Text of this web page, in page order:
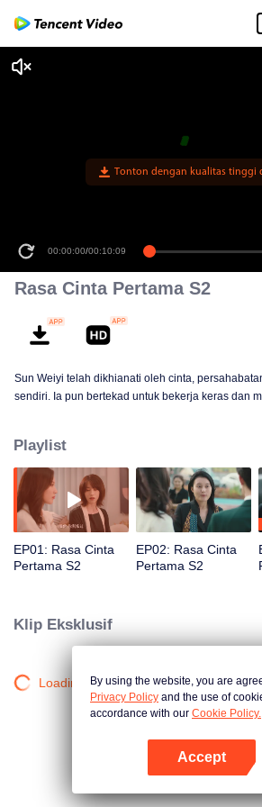
00:00:00/00:10:09
Rasa Cinta Pertama S2
Sun Weiyi telah dikhianati oleh cinta,
sendiri. Ia pun bertekad untuk bekerja keras dan
melawannya?
Playlist
EP01: Rasa Cinta
Pertama S2
EP02: Rasa Cinta
Pertama S2
Klip Eksklusif
Loading…By using the website, you are
Privacy Policy and the use of
accordance with our Cookie Policy.
Accept